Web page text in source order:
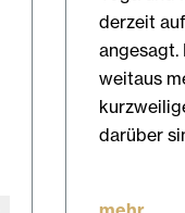
derzeit
angesagt.
weitaus
darüber